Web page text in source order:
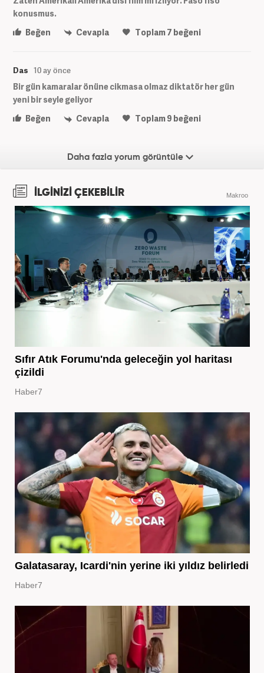
konusmus.
Beğen
Cevapla Toplam7 beğeni
Das 10 ay önce
Bir gün kamaralar önüne cikmasa olmaz diktatör her gün
yeni bir seyle geliyor
Beğen
Cevapla Toplam9 beğeni
Daha fazla yorum görüntüle
İLGİNİZİ ÇEKEBİLİR Makroo
Sıfır Atık Forumu'nda geleceğin yol haritası
çizildi
Haber7
Galatasaray, Icardi'nin yerine iki yıldız belirledi
Haber7